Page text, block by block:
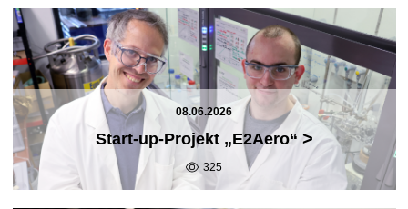
08.06.2026
Start-up-Projekt „E2Aero“ >
325